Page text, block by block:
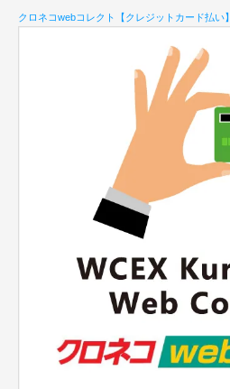
クロネコwebコレクト【クレジットカード払い】